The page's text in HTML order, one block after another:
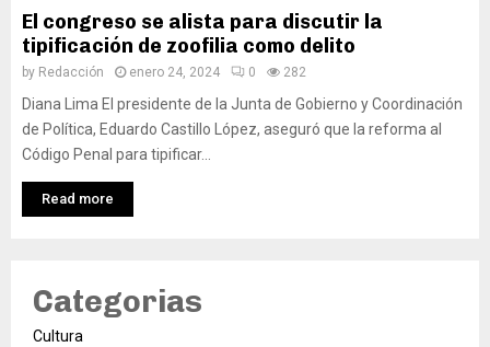
El congreso se alista para discutir la
tipificación de zoofilia como delito
by Redacción enero 24, 2024 0 282
Diana Lima El presidente de la Junta de Gobierno y Coordinación
de Política, Eduardo Castillo López, aseguró que la reforma al
Código Penal para tipificar...
Read more
Categorias
Cultura